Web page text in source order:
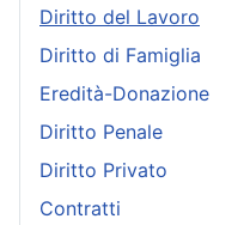
Diritto del Lavoro
Diritto di Famiglia
Eredità-Donazione
Diritto Penale
Diritto Privato
Contratti